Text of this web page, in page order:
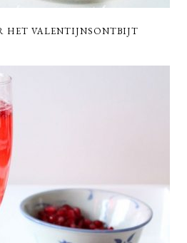
HET VALENTIJNSONTBIJT